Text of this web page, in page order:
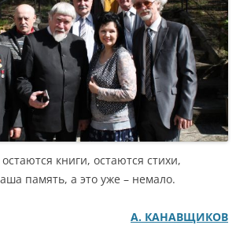
книги, остаются стихи,
память, а это уже – немало.
А. КАНАВЩИКОВ